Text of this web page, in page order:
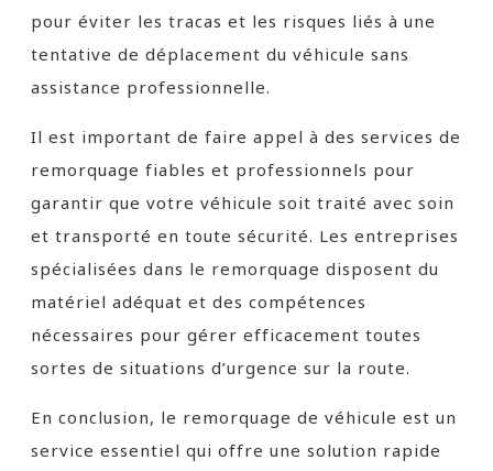
pour éviter les tracas et les risques liés à une
tentative de déplacement du véhicule sans
assistance professionnelle.
Il est important de faire appel à des services de
remorquage fiables et professionnels pour
garantir que votre véhicule soit traité avec soin
et transporté en toute sécurité. Les entreprises
spécialisées dans le remorquage disposent du
matériel adéquat et des compétences
nécessaires pour gérer efficacement toutes
sortes de situations d’urgence sur la route.
En conclusion, le remorquage de véhicule est un
service essentiel qui offre une solution rapide